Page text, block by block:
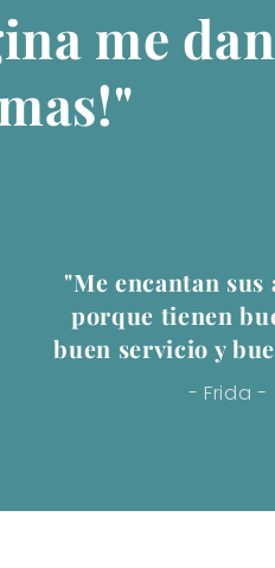
me dan
"Me encantan sus
porque tienen
buen servicio y
- Frida -